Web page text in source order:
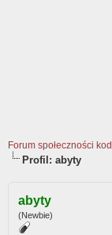
Forum społeczności
Profil: abyty
abyty
(Newbie)